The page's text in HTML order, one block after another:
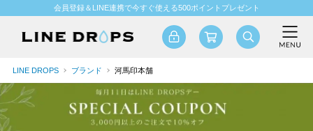
会員登録＆LINE連携で今すぐ使える500ポイントプレゼント
LINE DROPS ブランド 河馬印本舗